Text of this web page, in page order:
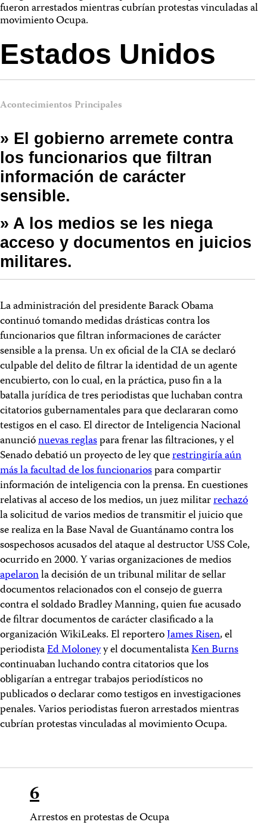
fueron arrestados mientras cubrían protestas vinculadas al
movimiento Ocupa.
Estados Unidos
Acontecimientos Principales
» El gobierno arremete contra
los funcionarios que filtran
información de carácter
sensible.
» A los medios se les niega
acceso y documentos en juicios
militares.
La administración del presidente Barack Obama
continuó tomando medidas drásticas contra los
funcionarios que filtran informaciones de carácter
sensible a la prensa. Un ex oficial de la CIA se declaró
culpable del delito de filtrar la identidad de un agente
encubierto, con lo cual, en la práctica, puso fin a la
batalla jurídica de tres periodistas que luchaban contra
citatorios gubernamentales para que declararan como
testigos en el caso. El director de Inteligencia Nacional
anunciónuevas reglaspara frenar las filtraciones, y el
Senado debatió un proyecto de ley querestringiría aún
más la facultad de los funcionariospara compartir
información de inteligencia con la prensa. En cuestiones
relativas al acceso de los medios, un juez militarrechazó
la solicitud de varios medios de transmitir el juicio que
se realiza en la Base Naval de Guantánamo contra los
sospechosos acusados del ataque al destructor USS Cole,
ocurrido en 2000. Y varias organizaciones de medios
apelaronla decisión de un tribunal militar de sellar
documentos relacionados con el consejo de guerra
contra el soldado Bradley Manning, quien fue acusado
de filtrar documentos de carácter clasificado a la
organización WikiLeaks. El reporteroJames Risen, el
periodistaEd Moloneyy el documentalistaKen Burns
continuaban luchando contra citatorios que los
obligarían a entregar trabajos periodísticos no
publicados o declarar como testigos en investigaciones
penales. Varios periodistas fueron arrestados mientras
cubrían protestas vinculadas al movimiento Ocupa.
6
Arrestos en protestas de Ocupa